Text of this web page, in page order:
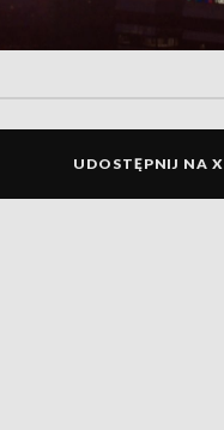
UDOSTĘPNIJ NA X